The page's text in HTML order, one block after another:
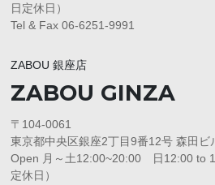
日定休日）
Tel & Fax 06-6251-9991
ZABOU 銀座店
ZABOU GINZA
〒104-0061
東京都中央区銀座2丁目9番12号 森田ビ
Open 月～土12:00~20:00 日12:00 to
定休日）